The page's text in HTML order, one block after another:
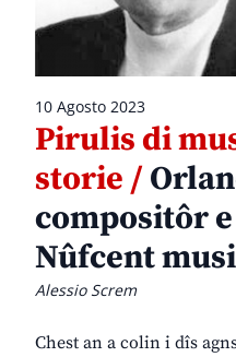
10 Agosto 2023
Pirulis di
storie /
compositôr
Nûfcent
Alessio Screm
Chest an a colin i dîs